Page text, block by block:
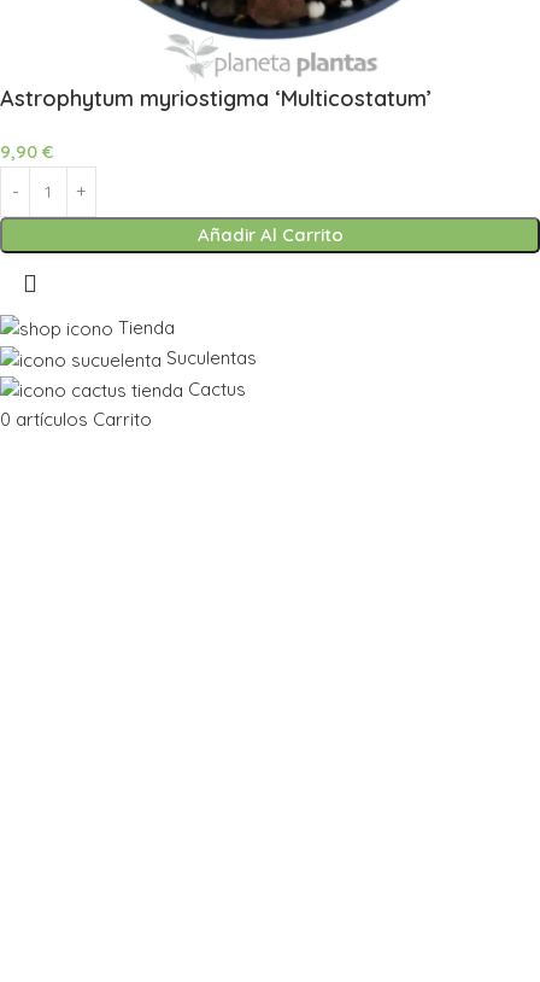
Astrophytum myriostigma ‘Multicostatum’
9,90 €
Añadir Al Carrito
Tienda
Suculentas
Cactus
0 artículos Carrito